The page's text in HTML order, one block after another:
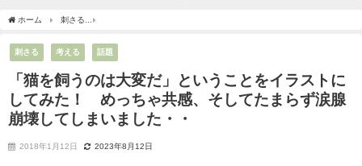
ホーム 刺さる
刺さる 考える 話題
「猫を飼うのは大変だ」ということをイラストに
してみた！ めっちゃ共感、そしてたまらず涙腺
崩壊してしまいました・・
2018年1月12日 2023年8月12日